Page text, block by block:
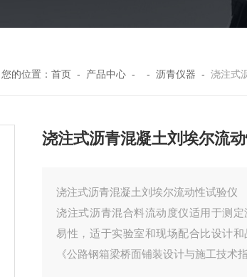
您的位置： 首页 - 产品中心 - - 沥青仪器 - 浇注式
浇注式沥青混凝土刘埃尔流
浇注式沥青混凝土刘埃尔流动性试验仪
浇注式沥青混合料流动度仪适用于测
易性，适于实验室和现场配合比设计
《公路钢箱梁桥面铺装设计与施工技术